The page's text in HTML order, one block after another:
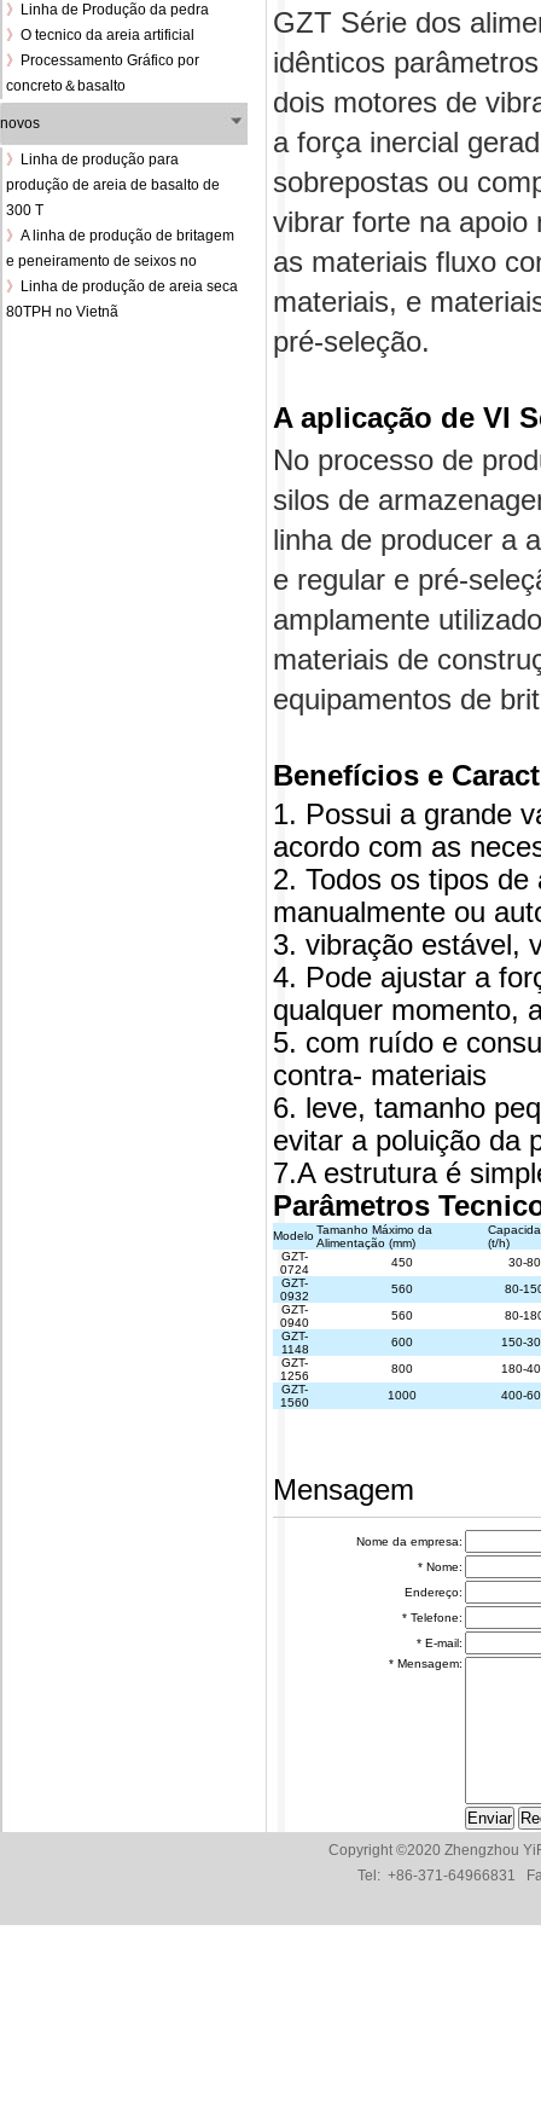
》
Linha de Produção da pedra
》 O tecnico da areia artificial
》
Processamento Gráfico por
concreto＆basalto
novos
》
Linha de produção para
produção de areia de basalto de
300 T
》 A linha de produção de britagem
e peneiramento de seixos no
》
Linha de produção de areia seca
80TPH no Vietnã
GZT Série dos
idênticos
dois motores de
a força inercial
sobrepostas ou
vibrar forte na apoio
as materiais fluxo
materiais, e
pré-seleção.
A aplicação de VI
No processo de
silos de
linha de producer a
e regular e pré-
amplamente
materiais de
equipamentos de
Benefícios e
1. Possui a grande
acordo com as
2. Todos os tipos
manualmente ou
3. vibração estável,
4. Pode ajustar a
qualquer momento,
5. com ruído e
contra- materiais
6. leve, tamanho
evitar a poluição da
7.A estrutura é
Parâmetros
ModeloTamanho Máximo da
Alimentação (mm)
(t/h)
GZT-
0724
450
30-80
GZT-
0932
560
80-
GZT-
0940
560
80-
GZT-
1148
600
150-
GZT-
1256
800
180-
GZT-
1560
1000 400-
Mensagem
Nome da empresa:
* Nome:
Endereço:
* Telefone:
* E-mail:
* Mensagem:
Copyright ©2020 Zhengzhou
Tel: +86-371-64966831